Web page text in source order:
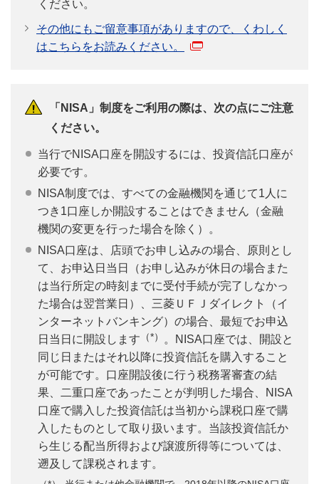
ください。
その他にもご留意事項がありますので、くわしく
はこちらをお読みください。
「NISA」制度をご利用の際は、次の点にご注意
ください。
当行でNISA口座を開設するには、投資信託口座が
必要です。
NISA制度では、すべての金融機関を通じて1人に
つき1口座しか開設することはできません（金融
機関の変更を行った場合を除く）。
NISA口座は、店頭でお申し込みの場合、原則とし
て、お申込日当日（お申し込みが休日の場合また
は当行所定の時刻までに受付手続が完了しなかっ
た場合は翌営業日）、三菱ＵＦＪダイレクト（イ
ンターネットバンキング）の場合、最短でお申込
日当日に開設します （*）
。NISA口座では、開設と
同じ日またはそれ以降に投資信託を購入すること
が可能です。口座開設後に行う税務署審査の結
果、二重口座であったことが判明した場合、NISA
口座で購入した投資信託は当初から課税口座で購
入したものとして取り扱います。当該投資信託か
ら生じる配当所得および譲渡所得等については、
遡及して課税されます。